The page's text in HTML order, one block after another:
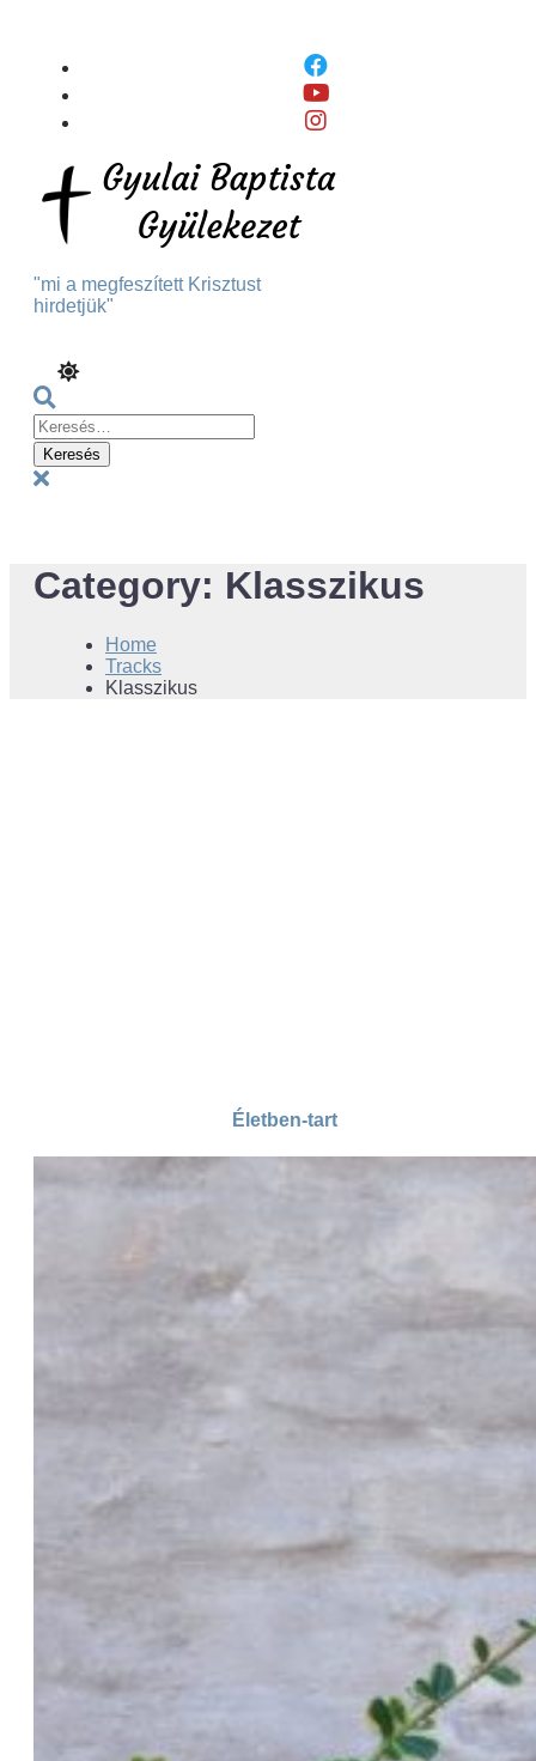
Content
"mi a megfeszített Krisztust
hirdetjük"
Keresés:
Category: Klasszikus
Home
Tracks
Klasszikus
Életben-tart